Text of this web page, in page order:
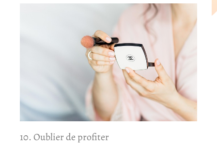
10. Oublier de profiter